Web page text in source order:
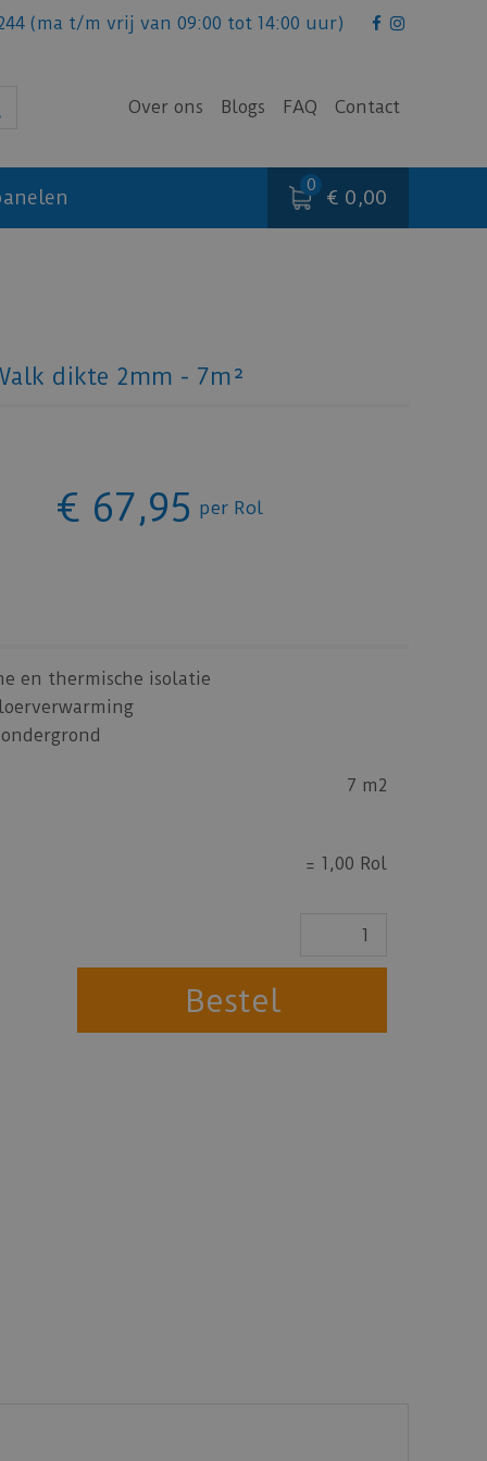
(ma t/m vrij van 09:00 tot 14:00 uur)
Over ons Blogs FAQ Contact
€ 0,00
dikte 2mm - 7m²
€ 67,95 per Rol
en thermische isolatie
7 m2
= 1,00 Rol